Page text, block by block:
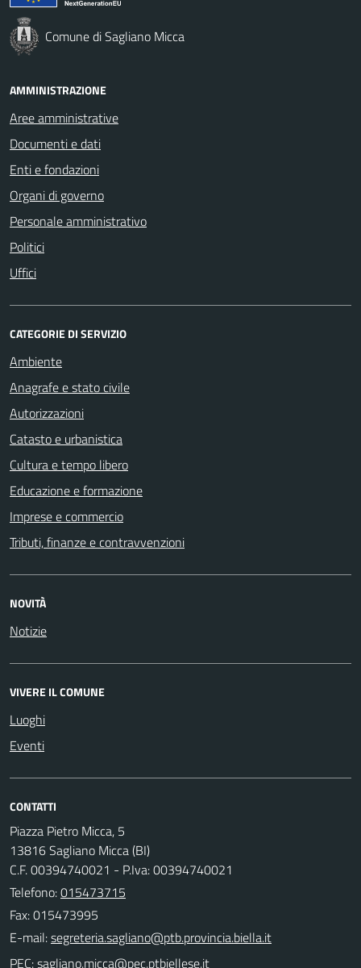
Comune di Sagliano Micca
AMMINISTRAZIONE
Aree amministrative
Documenti e dati
Enti e fondazioni
Organi di governo
Personale amministrativo
Politici
Uffici
CATEGORIE DI SERVIZIO
Ambiente
Anagrafe e stato civile
Autorizzazioni
Catasto e urbanistica
Cultura e tempo libero
Educazione e formazione
Imprese e commercio
Tributi, finanze e contravvenzioni
NOVITÀ
Notizie
VIVERE IL COMUNE
Luoghi
Eventi
CONTATTI
Piazza Pietro Micca, 5
13816 Sagliano Micca (BI)
C.F. 00394740021 - P.Iva: 00394740021
Telefono:015473715
Fax: 015473995
E-mail:
PEC: